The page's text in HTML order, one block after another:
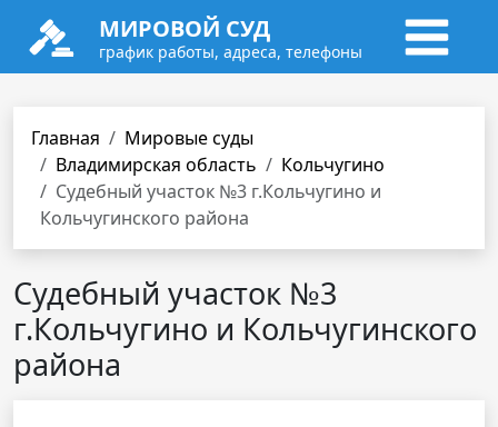
МИРОВОЙ СУД
график работы, адреса, телефоны
Главная
Мировые суды
Владимирская область
Кольчугино
Судебный участок №3 г.Кольчугино и
Кольчугинского района
Судебный участок №3
г.Кольчугино и Кольчугинского
района